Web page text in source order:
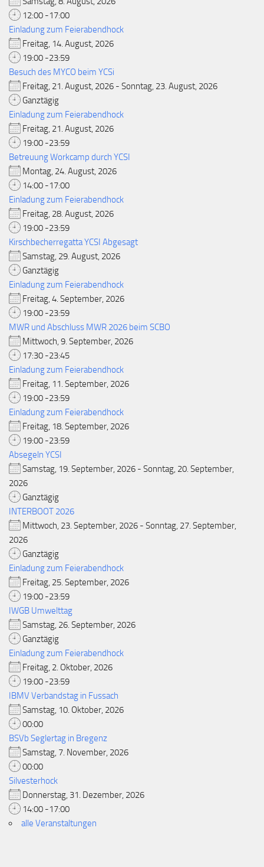
12:00 -17:00
Einladung zum Feierabendhock
Freitag, 14. August, 2026
19:00 -23:59
Besuch des MYCO beim YCSi
Freitag, 21. August, 2026 - Sonntag, 23. August, 2026
Ganztägig
Einladung zum Feierabendhock
Freitag, 21. August, 2026
19:00 -23:59
Betreuung Workcamp durch YCSI
Montag, 24. August, 2026
14:00 -17:00
Einladung zum Feierabendhock
Freitag, 28. August, 2026
19:00 -23:59
Kirschbecherregatta YCSI Abgesagt
Samstag, 29. August, 2026
Ganztägig
Einladung zum Feierabendhock
Freitag, 4. September, 2026
19:00 -23:59
MWR und Abschluss MWR 2026 beim SCBO
Mittwoch, 9. September, 2026
17:30 -23:45
Einladung zum Feierabendhock
Freitag, 11. September, 2026
19:00 -23:59
Einladung zum Feierabendhock
Freitag, 18. September, 2026
19:00 -23:59
Absegeln YCSI
Samstag, 19. September, 2026 - Sonntag, 20. September,
2026
Ganztägig
INTERBOOT 2026
Mittwoch, 23. September, 2026 - Sonntag, 27. September,
2026
Ganztägig
Einladung zum Feierabendhock
Freitag, 25. September, 2026
19:00 -23:59
IWGB Umwelttag
Samstag, 26. September, 2026
Ganztägig
Einladung zum Feierabendhock
Freitag, 2. Oktober, 2026
19:00 -23:59
IBMV Verbandstag in Fussach
Samstag, 10. Oktober, 2026
00:00
BSVb Seglertag in Bregenz
Samstag, 7. November, 2026
00:00
Silvesterhock
Donnerstag, 31. Dezember, 2026
14:00 -17:00
alle Veranstaltungen